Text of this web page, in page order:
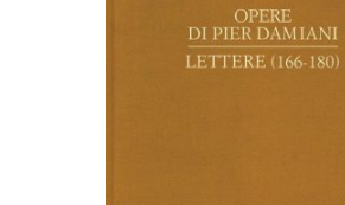
AGGIUNGI AL CARRELLO